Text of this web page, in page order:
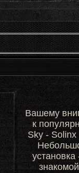
Вашему
к
Sky -